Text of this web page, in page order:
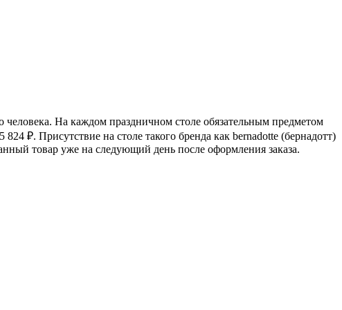
человека. На каждом праздничном столе обязательным предметом
824 ₽. Присутствие на столе такого бренда как bernadotte (бернадотт)
товар уже на следующий день после оформления заказа.